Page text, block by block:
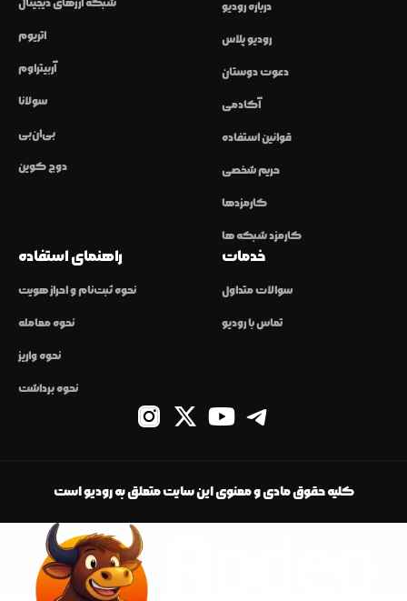
اتریوم
آربیتراوم
سولانا
بی‌ان‌بی
دوج کوین
درباره رودیو
رودیو پلاس
دعوت دوستان
آکادمی
قوانین استفاده
حریم شخصی
کارمزدها
کارمزد شبکه ها
راهنمای استفاده
نحوه ثبت‌نام و احراز هویت
نحوه معامله
نحوه واریز
نحوه برداشت
خدمات
سوالات متداول
تماس با رودیو
کلیه حقوق مادی و معنوی این سایت متعلق به رودیو است